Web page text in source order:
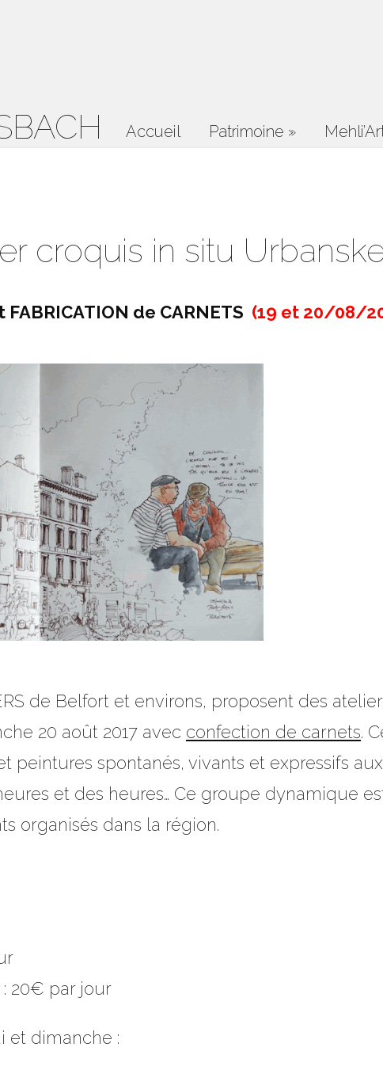
Accueil Patrimoine »
croquis in situ
FABRICATION de CARNETS (19 et 20/08/
de Belfort et environs, proposent des
20 août 2017 avec confection de carnets.
peintures spontanés, vivants et expressifs
et des heures… Ce groupe dynamique
organisés dans la région.
20€ par jour
et dimanche :